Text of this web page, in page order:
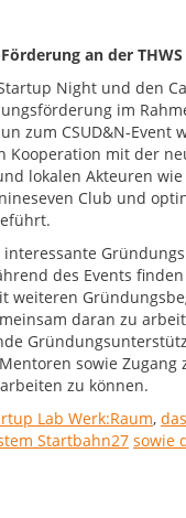
an der THWS
Night und den
im
zum CSUD&N-Event
Kooperation mit der
lokalen Akteuren
Club und
des Events
weiteren
daran zu
sowie Zugang
zu können.
Lab Werk:Raum,
Startbahn27 sowie